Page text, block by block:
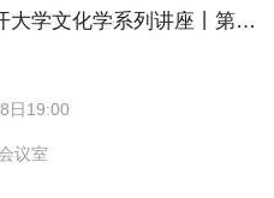
大学文化学系列讲座丨第四
经典理论与前沿研究
日19:00
议室